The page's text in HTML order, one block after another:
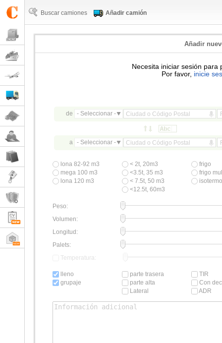
Buscar camiones Añadir camión
Añadir
Necesita iniciar sesión para
Por favor, inicie
de - Seleccionar -
a - Seleccionar -
lona 82-92 m3
mega 100 m3
lona 120 m3
< 2t, 20m3
<3.5t, 35 m3
< 7.5t, 50 m3
<12.5t, 60m3
frigo
frigo
isotermo
Peso:
Volumen:
Longitud:
Palets:
Temperatura:
lleno
grupaje
parte trasera
parte alta
Lateral
TIR
Con
ADR